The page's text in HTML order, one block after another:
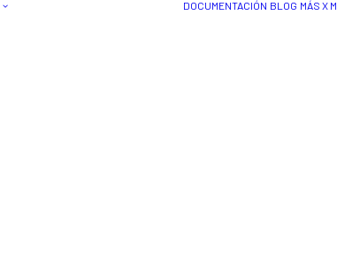
DOCUMENTACIÓN BLOG MÁS X